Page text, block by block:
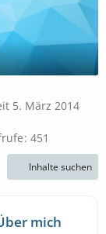
5. März 2014
451
Inhalte suchen
mich